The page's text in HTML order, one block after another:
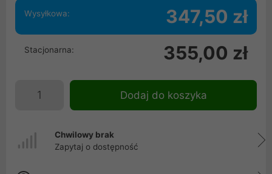
Wysyłkowa: 347,50 zł
Stacjonarna: 355,00 zł
Dodaj do koszyka
Chwilowy brak
Zapytaj o dostępność